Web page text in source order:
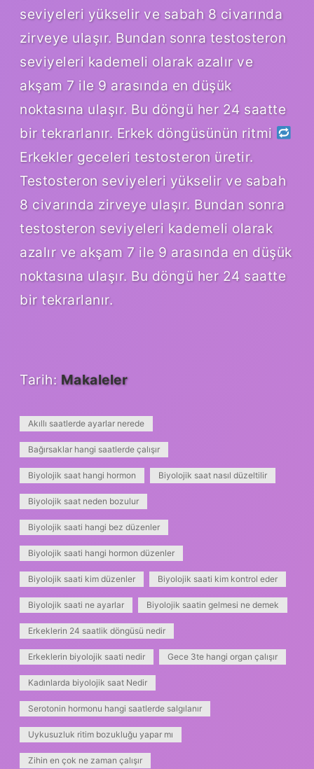
seviyeleri yükselir ve sabah 8 civarında
zirveye ulaşır. Bundan sonra testosteron
seviyeleri kademeli olarak azalır ve
akşam 7 ile 9 arasında en düşük
noktasına ulaşır. Bu döngü her 24 saatte
bir tekrarlanır. Erkek döngüsünün ritmi
Erkekler geceleri testosteron üretir.
Testosteron seviyeleri yükselir ve sabah
8 civarında zirveye ulaşır. Bundan sonra
testosteron seviyeleri kademeli olarak
azalır ve akşam 7 ile 9 arasında en düşük
noktasına ulaşır. Bu döngü her 24 saatte
bir tekrarlanır.
Tarih: Makaleler
Akıllı saatlerde ayarlar nerede
Bağırsaklar hangi saatlerde çalışır
Biyolojik saat hangi hormon Biyolojik saat nasıl düzeltilir
Biyolojik saat neden bozulur
Biyolojik saati hangi bez düzenler
Biyolojik saati hangi hormon düzenler
Biyolojik saati kim düzenler Biyolojik saati kim kontrol eder
Biyolojik saati ne ayarlar Biyolojik saatin gelmesi ne demek
Erkeklerin 24 saatlik döngüsü nedir
Erkeklerin biyolojik saati nedir Gece 3te hangi organ çalışır
Kadınlarda biyolojik saat Nedir
Serotonin hormonu hangi saatlerde salgılanır
Uykusuzluk ritim bozukluğu yapar mı
Zihin en çok ne zaman çalışır